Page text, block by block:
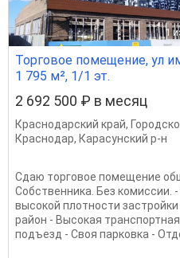
1
Торговое помещение, ул
1 795 м², 1/1 эт.
2 692 500 ₽ в месяц
Краснодарский край,
Краснодар, Карасунский р-н
Сдаю торговое помещение
Собственника. Без комиссии.
высокой плотности
район - Высокая
подъезд - Своя парковка -